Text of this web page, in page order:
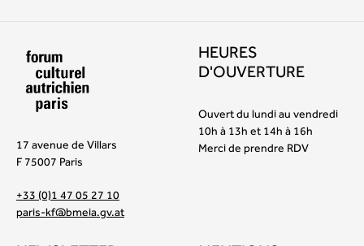
17 avenue de Villars
F 75007 Paris
+33 (0)1 47 05 27 10
paris-kf@bmeia.gv.at
HEURES
D'OUVERTURE
Ouvert du lundi au vendredi
10h à 13h et 14h à 16h
Merci de prendre RDV